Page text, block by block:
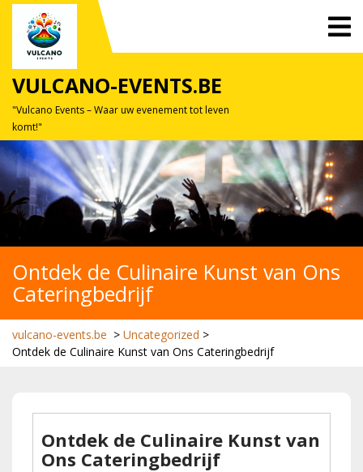
Skip
content
VULCANO-EVENTS.BE
"Vulcano Events – Waar uw evenement tot leven
komt!"
Ontdek de Culinaire Kunst van Ons
Cateringbedrijf
vulcano-events.be > Uncategorized >
Ontdek de Culinaire Kunst van Ons Cateringbedrijf
Ontdek de Culinaire Kunst van
Ons Cateringbedrijf